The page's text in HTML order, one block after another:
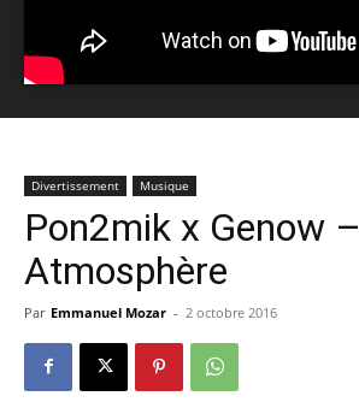
Divertissement Musique
Pon2mik x Genow –
Atmosphère
Par Emmanuel Mozar - 2 octobre 2016